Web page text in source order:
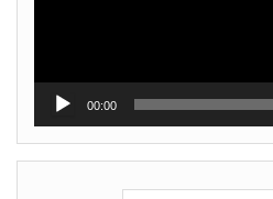
00:00